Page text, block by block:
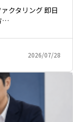
クタリング 即日
…
2026/07/28